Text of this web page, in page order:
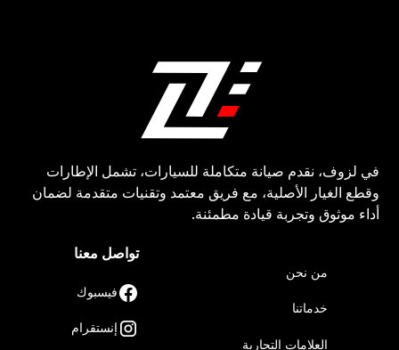
في لزوف، نقدم صيانة متكاملة للسيارات، تشمل الإطارات
وقطع الغيار الأصلية، مع فريق معتمد وتقنيات متقدمة لضمان
أداء موثوق وتجربة قيادة مطمئنة.
من نحن
خدماتنا
العلامات التجارية
تواصل معنا
فيسبوك
إنستقرام